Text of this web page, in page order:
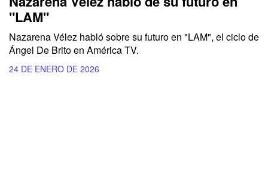
"LAM"
Nazarena Vélez habló sobre su futuro en "LAM", el ciclo de
Ángel De Brito en América TV.
24 DE ENERO DE 2026